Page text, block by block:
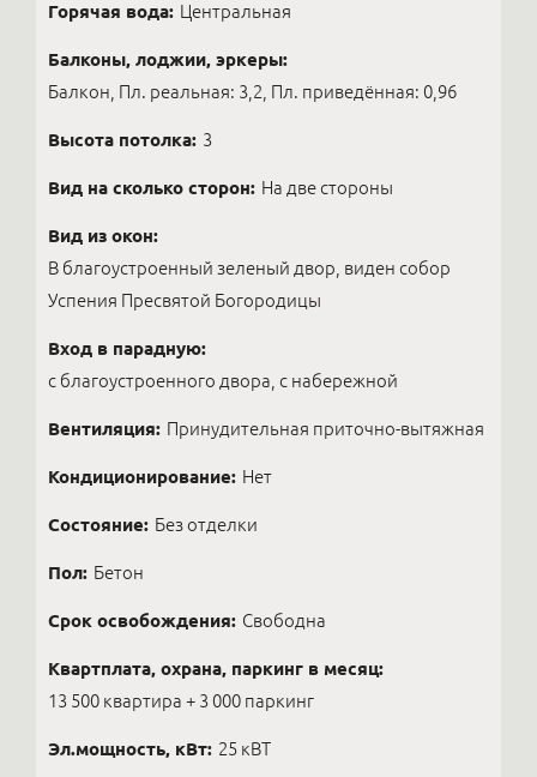
Горячая вода: Центральная
Балконы, лоджии, эркеры:
Балкон, Пл. реальная: 3,2, Пл. приведённая: 0,96
Высота потолка: 3
Вид на сколько сторон: На две стороны
Вид из окон:
В благоустроенный зеленый двор, виден собор
Успения Пресвятой Богородицы
Вход в парадную:
с благоустроенного двора, с набережной
Вентиляция: Принудительная приточно-вытяжная
Кондиционирование: Нет
Состояние: Без отделки
Пол: Бетон
Срок освобождения: Свободна
Квартплата, охрана, паркинг в месяц:
13 500 квартира + 3 000 паркинг
Эл.мощность, кВт: 25 кВТ